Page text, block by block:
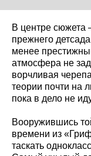
В центре сюжета
прежнего
менее
атмосфера не
ворчливая
теории почти на
пока в дело не
Вооружившись
времени из
таскать